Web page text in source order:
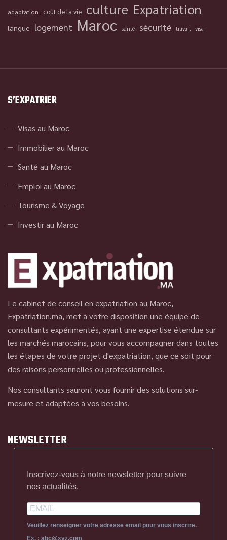
adaptation coût de la vie culture Expatriation
langue logement Maroc santé sécurité travail visa
S’EXPATRIER
Visas au Maroc
Immobilier au Maroc
Santé au Maroc
Emploi au Maroc
Tourisme & Voyage
Investir au Maroc
Le cabinet de conseil en expatriation au Maroc,
Expatriation.ma, met à votre disposition une équipe de
consultants expérimentés, ayant une expertise étendue sur
les marchés marocains, pour vous accompagner dans toutes
les étapes de votre projet d'expatriation, que ce soit pour
des raisons personnelles ou professionnelles.
Nos consultants sauront vous fournir des solutions sur-
mesure et adaptées à vos besoins.
NEWSLETTER
Inscrivez-vous à notre newsletter pour suivre
nos actualités.
Veuillez renseigner votre adresse email pour vous inscrire.
Ex. : abc@xyz.com